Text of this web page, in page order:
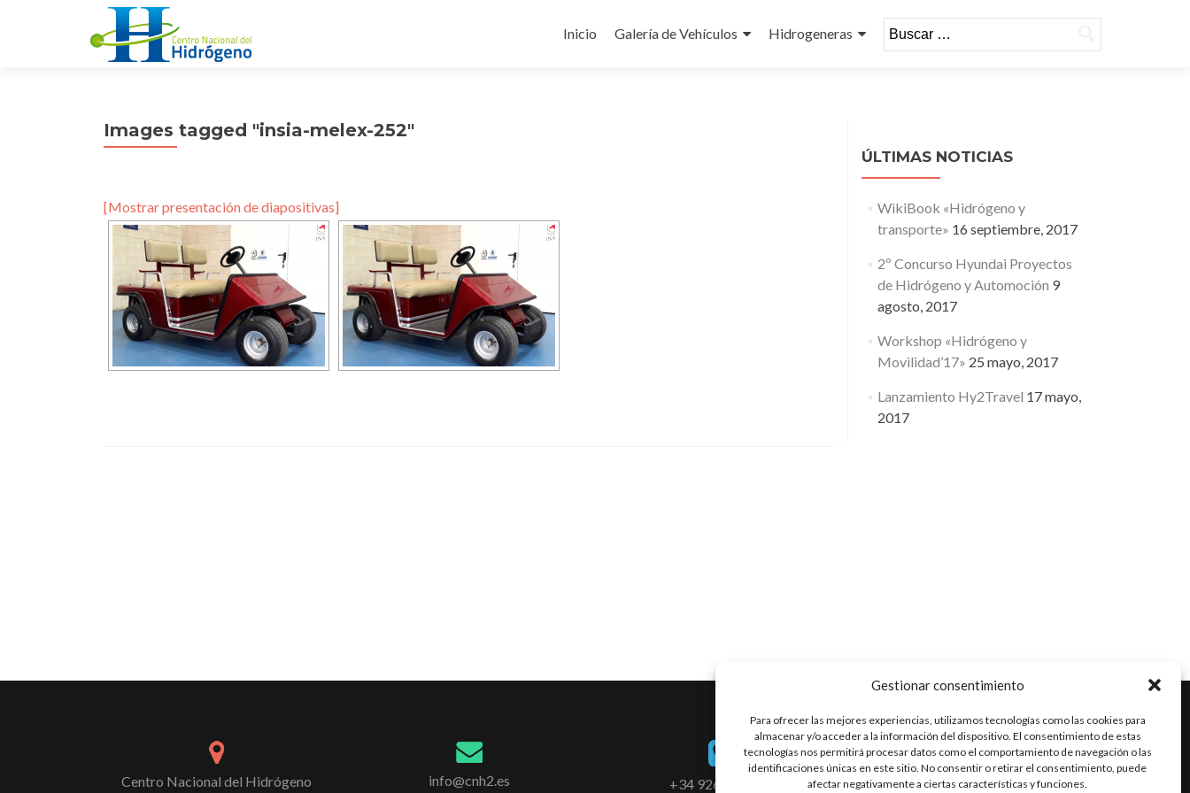
Gestionar consentimiento
Para ofrecer las mejores experiencias, utilizamos tecnologías como las cookies para
almacenar y/o acceder a la información del dispositivo. El consentimiento de estas
tecnologías nos permitirá procesar datos como el comportamiento de navegación o las
identificaciones únicas en este sitio. No consentir o retirar el consentimiento, puede
afectar negativamente a ciertas características y funciones.
al
Inicio Galería de Vehículos Hidrogeneras Buscar:
Images tagged "insia-melex-252"
[Mostrar presentación de diapositivas]
ÚLTIMAS NOTICIAS
WikiBook «Hidrógeno y
transporte» 16 septiembre, 2017
2º Concurso Hyundai Proyectos
de Hidrógeno y Automoción 9
agosto, 2017
Workshop «Hidrógeno y
Movilidad’17» 25 mayo, 2017
Lanzamiento Hy2Travel 17 mayo,
2017
Centro Nacional del Hidrógeno
info@cnh2.es +34 926 420 682
Go
to
Facebook
Go
to
Twitter
Go
to
Linkedin